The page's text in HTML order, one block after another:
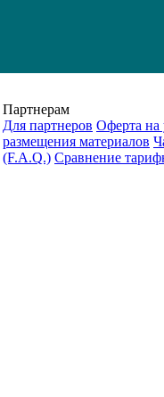
Партнерам
Для партнеров Оферта на
размещения материалов
(F.A.Q.) Cравнение